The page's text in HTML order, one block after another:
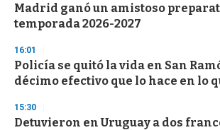
Madrid ganó un amistoso
temporada 2026-2027
16:01
Policía se quitó la vida en San
décimo efectivo que lo hace en lo
15:30
Detuvieron en Uruguay a dos